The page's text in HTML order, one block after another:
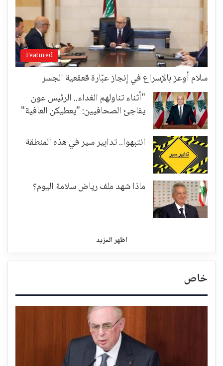
Featured
سلام أوعز بالإسراع في إنجاز عبّارة قعقعية الجسر
"أثناء تناولهم الغداء.. الرئيس عون
يفاجئ الصحافيين: "يعطيكن العافية"
انتبهوا.. تدابير سير في هذه المنطقة
ماذا شهد ملف رياض سلامة اليوم؟
اظهر المزيد
خاص